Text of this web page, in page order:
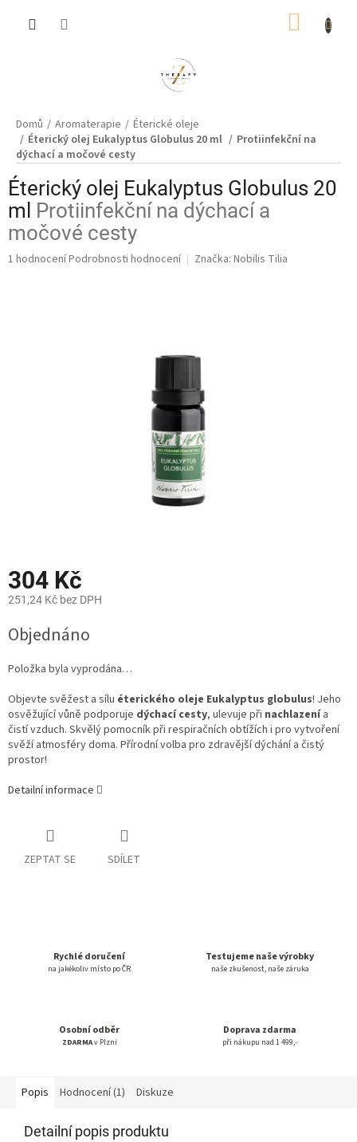
Domů Aromaterapie
Éterické oleje
Éterický olej Eukalyptus Globulus 20 ml
Protiinfekční na
dýchací a močové cesty
Éterický olej Eukalyptus Globulus 20
ml Protiinfekční na dýchací a
močové cesty
Průměrné
1 hodnoceníPodrobnosti hodnocení Značka: Nobilis Tilia
304 Kč
251,24 Kč bez DPH
cena:
Objednáno
Položka byla vyprodána…
Objevte svěžest a sílu éterického oleje Eukalyptus globulus! Jeho
osvěžující vůně podporuje dýchací cesty, ulevuje při nachlazenía
čistí vzduch. Skvělý pomocník při respiračních obtížích i pro vytvoření
svěží atmosféry doma. Přírodní volba pro zdravější dýchání a čistý
prostor!
Detailní informace
ZEPTAT SE SDÍLET
Rychlé doručení
na jakékoliv místo po ČR
Testujeme naše výrobky
naše zkušenost, naše záruka
Osobní odběr
ZDARMAv Plzni
Doprava zdarma
při nákupu nad 1 499,-
Popis Hodnocení (1) Diskuze
Detailní popis produktu